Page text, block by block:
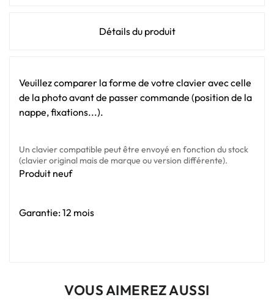
Détails du produit
Veuillez comparer la forme de votre clavier avec celle
de la photo avant de passer commande (position de la
nappe, fixations...).
Un clavier compatible peut être envoyé en fonction du stock
(clavier original mais de marque ou version différente).
Produit neuf
Garantie: 12 mois
VOUS AIMEREZ AUSSI